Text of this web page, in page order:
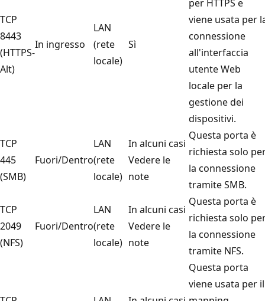
TCP
8443
(HTTPS-
Alt)
In ingresso
LAN
(rete
locale)
Sì
per HTTPS e
viene usata per
connessione
all'interfaccia
utente Web
locale per la
gestione dei
dispositivi.
TCP
445
(SMB)
Fuori/Dentro
LAN
(rete
locale)
In alcuni casi
Vedere le
note
Questa porta è
richiesta solo
la connessione
tramite SMB.
TCP
2049
(NFS)
Fuori/Dentro
LAN
(rete
locale)
In alcuni casi
Vedere le
note
Questa porta è
richiesta solo
la connessione
tramite NFS.
Questa porta
viene usata per il